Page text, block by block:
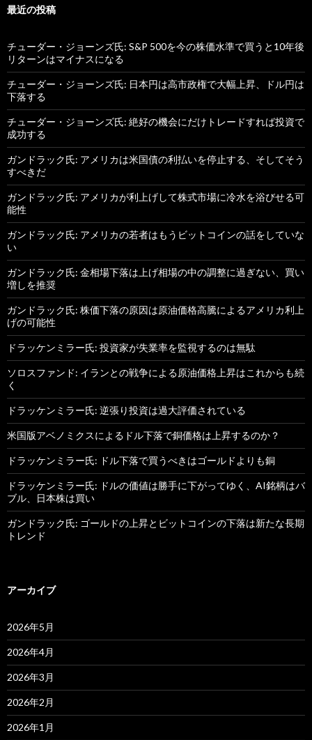
最近の投稿
チューダー・ジョーンズ氏: S&P 500を今の株価水準で買うと10年後
リターンはマイナスになる
チューダー・ジョーンズ氏: 日本円は高市政権で大幅上昇、ドル円は
下落する
チューダー・ジョーンズ氏: 絶好の機会にだけトレードすれば投資で
成功する
ガンドラック氏: アメリカは米国債の利払いを停止する、そしてそう
すべきだ
ガンドラック氏: アメリカが利上げして株式市場に冷水を浴びせる可
能性
ガンドラック氏: アメリカの若者はもうビットコインの話をしていな
い
ガンドラック氏: 金相場下落は上げ相場の中の調整に過ぎない、買い
増しを推奨
ガンドラック氏: 株価下落の原因は原油価格高騰によるアメリカ利上
げの可能性
ドラッケンミラー氏: 投資家が失業率を監視するのは無駄
ソロスファンド: イランとの戦争による原油価格上昇はこれからも続
く
ドラッケンミラー氏: 逆張り投資は過大評価されている
米国版アベノミクスによるドル下落で銅価格は上昇するのか？
ドラッケンミラー氏: ドル下落で買うべきはゴールドよりも銅
ドラッケンミラー氏: ドルの価値は勝手に下がってゆく、AI銘柄はバ
ブル、日本株は買い
ガンドラック氏: ゴールドの上昇とビットコインの下落は新たな長期
トレンド
アーカイブ
2026年5月
2026年4月
2026年3月
2026年2月
2026年1月